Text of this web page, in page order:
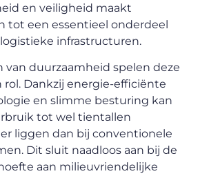
en veiligheid maakt
tot een essentieel onderdeel
infrastructuren.
van duurzaamheid spelen deze
rol. Dankzij energie-efficiënte
en slimme besturing kan
tot wel tientallen
liggen dan bij conventionele
Dit sluit naadloos aan bij de
aan milieuvriendelijke